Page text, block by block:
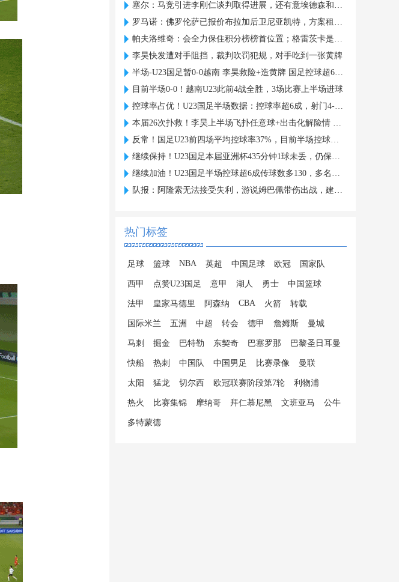
塞尔：马竞引进李刚仁谈判取得进展，还有意埃德森和若昂·戈麦斯
罗马诺：佛罗伦萨已报价布拉加后卫尼亚凯特，方案租借+买断选项
帕夫洛维奇：会全力保住积分榜榜首位置；格雷茨卡是我的支柱
李昊快发遭对手阻挡，裁判吹罚犯规，对手吃到一张黄牌
半场-U23国足暂0-0越南 李昊救险+造黄牌 国足控球超6成+4射0正
目前半场0-0！越南U23此前4战全胜，3场比赛上半场进球
控球率占优！U23国足半场数据：控球率超6成，射门4-3，射正0-2
本届26次扑救！李昊上半场飞扑任意球+出击化解险情 还造对手一黄
反常！国足U23前四场平均控球率37%，目前半场控球率高达64%
继续保持！U23国足本届亚洲杯435分钟1球未丢，仍保持0失球纪录
继续加油！U23国足半场控球超6成传球数多130，多名主力在替补席
队报：阿隆索无法接受失利，游说姆巴佩带伤出战，建议打封闭被拒
热门标签
足球 篮球 NBA 英超 中国足球 欧冠 国家队
西甲 点赞U23国足 意甲 湖人 勇士 中国篮球
法甲 皇家马德里 阿森纳 CBA 火箭 转载
国际米兰 五洲 中超 转会 德甲 詹姆斯 曼城
马刺 掘金 巴特勒 东契奇 巴塞罗那 巴黎圣日耳曼
快船 热刺 中国队 中国男足 比赛录像 曼联
太阳 猛龙 切尔西 欧冠联赛阶段第7轮 利物浦
热火 比赛集锦 摩纳哥 拜仁慕尼黑 文班亚马 公牛
多特蒙德